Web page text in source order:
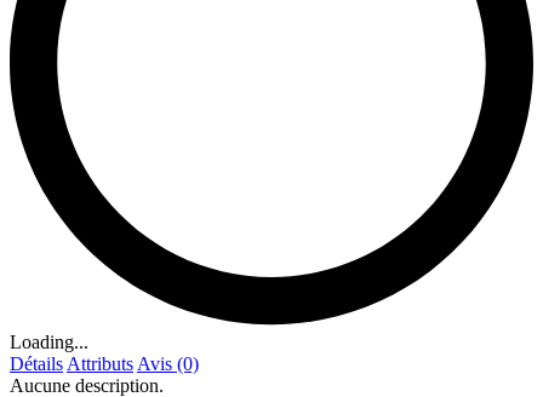
Loading...
Détails Attributs Avis (0)
Aucune description.